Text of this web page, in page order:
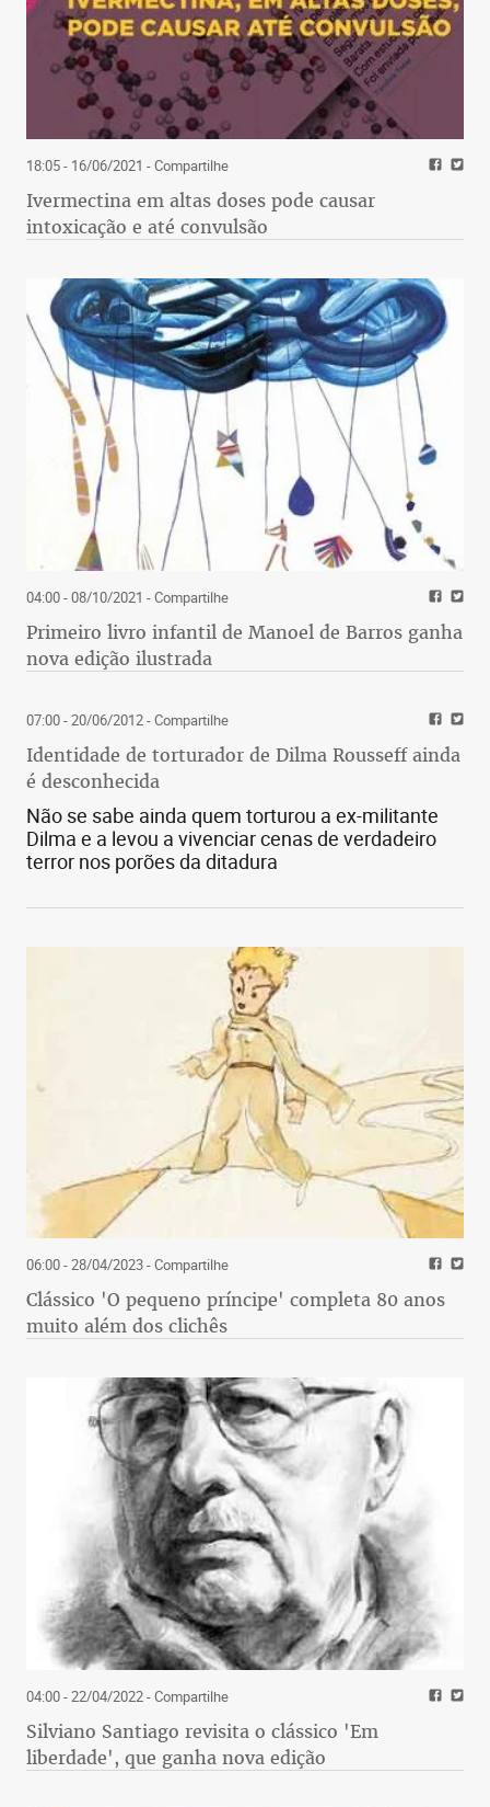
18:05 - 16/06/2021 - Compartilhe
Ivermectina em altas doses pode causar
intoxicação e até convulsão
04:00 - 08/10/2021 - Compartilhe
Primeiro livro infantil de Manoel de Barros ganha
nova edição ilustrada
07:00 - 20/06/2012- Compartilhe
Identidade de torturador de Dilma Rousseff ainda
é desconhecida
Não se sabe ainda quem torturou a ex-militante
Dilma e a levou a vivenciar cenas de verdadeiro
terror nos porões da ditadura
06:00 - 28/04/2023- Compartilhe
Clássico 'O pequeno príncipe' completa 80 anos
muito além dos clichês
04:00 - 22/04/2022- Compartilhe
Silviano Santiago revisita o clássico 'Em
liberdade', que ganha nova edição